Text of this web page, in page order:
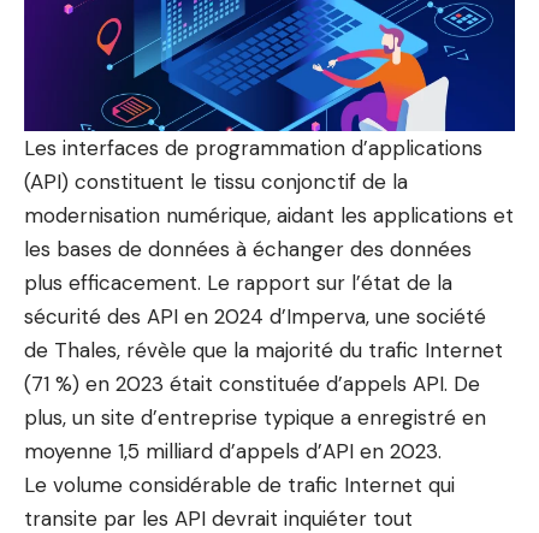
Les interfaces de programmation d’applications
(API) constituent le tissu conjonctif de la
modernisation numérique, aidant les applications et
les bases de données à échanger des données
plus efficacement. Le rapport sur l’état de la
sécurité des API en 2024 d’Imperva, une société
de Thales, révèle que la majorité du trafic Internet
(71 %) en 2023 était constituée d’appels API. De
plus, un site d’entreprise typique a enregistré en
moyenne 1,5 milliard d’appels d’API en 2023.
Le volume considérable de trafic Internet qui
transite par les API devrait inquiéter tout